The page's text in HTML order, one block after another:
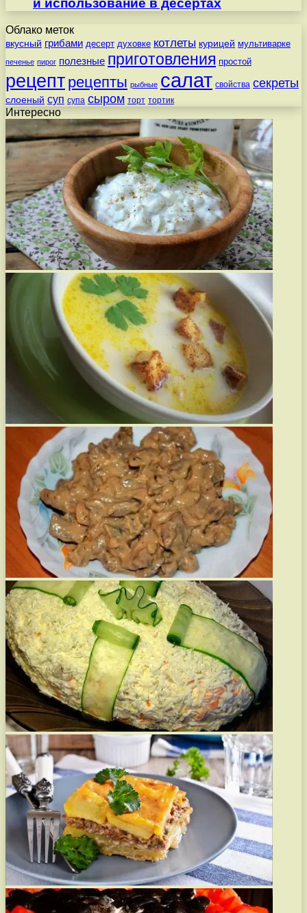
и использование в десертах
Облако меток
вкусный грибами десерт духовке котлеты курицей мультиварке
печенье пирог полезные приготовления простой
рецепт рецепты рыбные салат свойства секреты
слоеный суп супа сыром торт тортик
Интересно